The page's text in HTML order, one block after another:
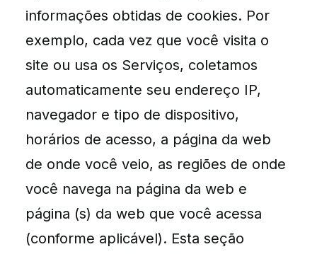
informações obtidas de cookies. Por
exemplo, cada vez que você visita o
site ou usa os Serviços, coletamos
automaticamente seu endereço IP,
navegador e tipo de dispositivo,
horários de acesso, a página da web
de onde você veio, as regiões de onde
você navega na página da web e
página (s) da web que você acessa
(conforme aplicável). Esta seção